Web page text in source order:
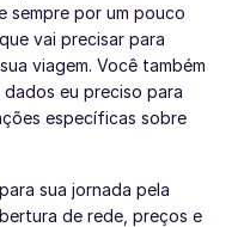
sempre por um pouco
vai precisar para
viagem. Você também
eu preciso para
específicas sobre
sua jornada pela
de rede, preços e